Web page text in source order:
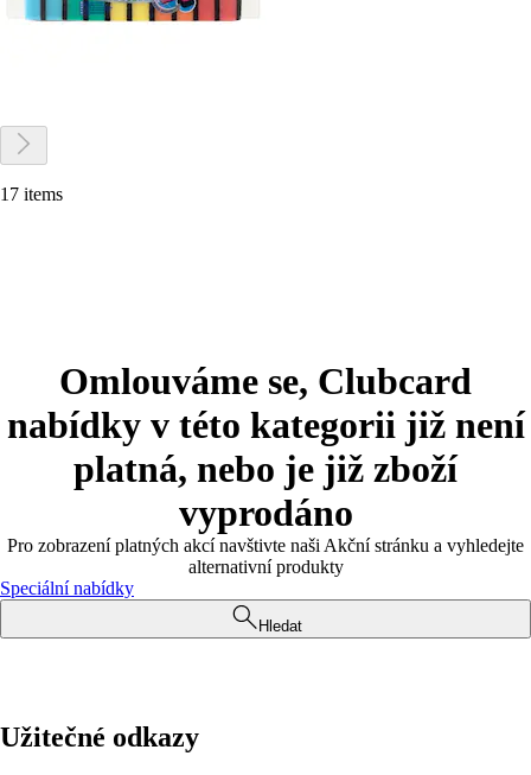
17 items
Omlouváme se, Clubcard
nabídky v této kategorii již není
platná, nebo je již zboží
vyprodáno
Pro zobrazení platných akcí navštivte naši Akční stránku a vyhledejte
alternativní produkty
Speciální nabídky
Hledat
Užitečné odkazy